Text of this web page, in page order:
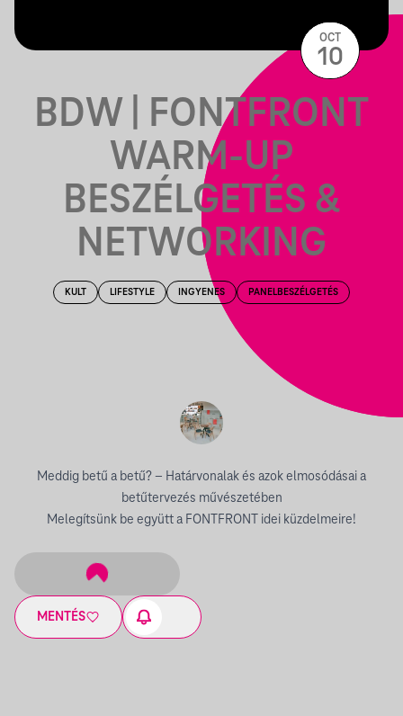
BDW | FONTFRONT
WARM-UP
BESZÉLGETÉS &
NETWORKING
KULT LIFESTYLE INGYENES PANELBESZÉLGETÉS
Meddig betű a betű? – Határvonalak és azok elmosódásai a
betűtervezés művészetében
Melegítsünk be együtt a FONTFRONT idei küzdelmeire!
MENTÉS
OCT
10